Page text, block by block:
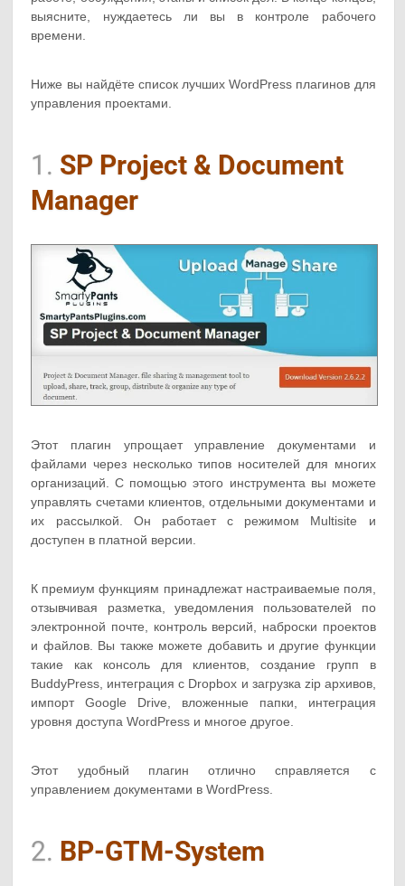
выясните, нуждаетесь ли вы в контроле рабочего
времени.
Ниже вы найдёте список лучших WordPress плагинов для
управления проектами.
1. SP Project & Document
Manager
Этот плагин упрощает управление документами и
файлами через несколько типов носителей для многих
организаций. С помощью этого инструмента вы можете
управлять счетами клиентов, отдельными документами и
их рассылкой. Он работает с режимом Multisite и
доступен в платной версии.
К премиум функциям принадлежат настраиваемые поля,
отзывчивая разметка, уведомления пользователей по
электронной почте, контроль версий, наброски проектов
и файлов. Вы также можете добавить и другие функции
такие как консоль для клиентов, создание групп в
BuddyPress, интеграция с Dropbox и загрузка zip архивов,
импорт Google Drive, вложенные папки, интеграция
уровня доступа WordPress и многое другое.
Этот удобный плагин отлично справляется с
управлением документами в WordPress.
2. BP-GTM-System